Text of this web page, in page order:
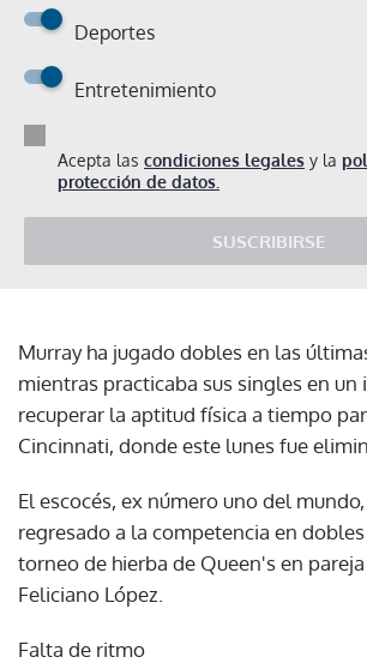
Deportes
Entretenimiento
Acepta las condiciones legales y la
protección de datos.
SUSCRIBIRSE
Murray ha jugado dobles en las
mientras practicaba sus singles en
recuperar la aptitud física a tiempo
Cincinnati, donde este lunes fue
El escocés, ex número uno del
regresado a la competencia en
torneo de hierba de Queen's en
Feliciano López.
Falta de ritmo